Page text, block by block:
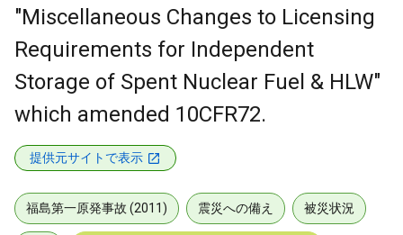
"Miscellaneous Changes to Licensing
Requirements for Independent
Storage of Spent Nuclear Fuel & HLW"
which amended 10CFR72.
提供元サイトで表示
福島第一原発事故 (2011) 震災への備え 被災状況